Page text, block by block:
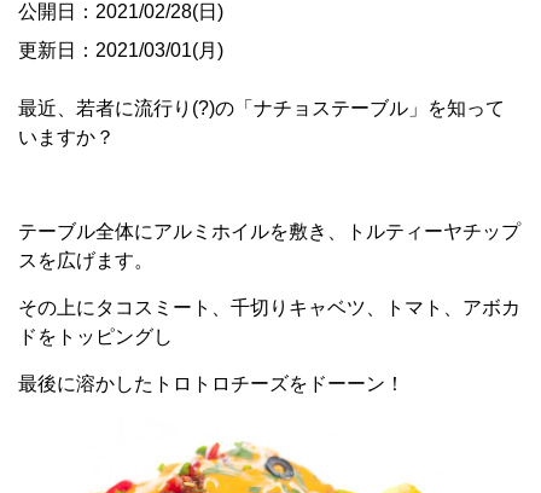
公開日：2021/02/28(日)
更新日：2021/03/01(月)
最近、若者に流行り(?)の「ナチョステーブル」を知って
いますか？
テーブル全体にアルミホイルを敷き、トルティーヤチップ
スを広げます。
その上にタコスミート、千切りキャベツ、トマト、アボカ
ドをトッピングし
最後に溶かしたトロトロチーズをドーーン！